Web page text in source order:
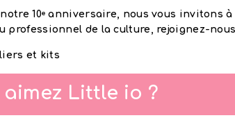
notre 10ᵉ anniversaire, nous vous
professionnel de la culture, rejoignez-
et kits
aimez Little io ?